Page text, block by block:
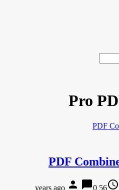
Pro
access_time
56 years ago
person chat_bubble0